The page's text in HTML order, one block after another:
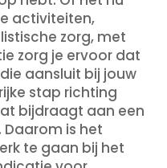
activiteiten,
zorg, met
zorg je ervoor dat
aansluit bij jouw
stap richting
bijdraagt aan een
is het
te gaan bij het